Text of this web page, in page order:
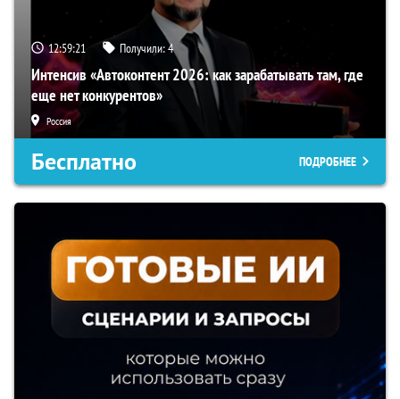
12:59:20 Получили:4
Интенсив «Автоконтент 2026: как зарабатывать там, где
еще нет конкурентов»
Россия
Бесплатно ПОДРОБНЕЕ